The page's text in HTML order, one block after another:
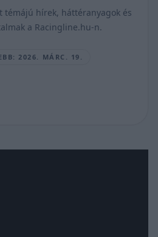
témájú hírek, háttéranyagok és
a Racingline.hu-n.
2026. MÁRC. 19.